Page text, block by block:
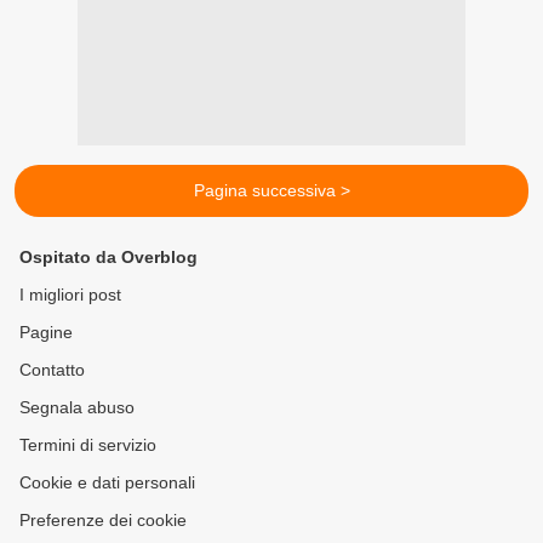
Pagina successiva >
Ospitato da Overblog
I migliori post
Pagine
Contatto
Segnala abuso
Termini di servizio
Cookie e dati personali
Preferenze dei cookie